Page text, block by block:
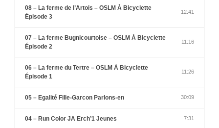
08 – La ferme de l’Artois – OSLM À Bicyclette
Épisode 3
12:41
07 – La ferme Bugnicourtoise – OSLM À Bicyclette
Épisode 2
11:16
06 – La ferme du Tertre – OSLM À Bicyclette
Épisode 1
11:26
05 – Egalité Fille-Garcon Parlons-en 30:09
04 – Run Color JA Erch’1 Jeunes 7:31